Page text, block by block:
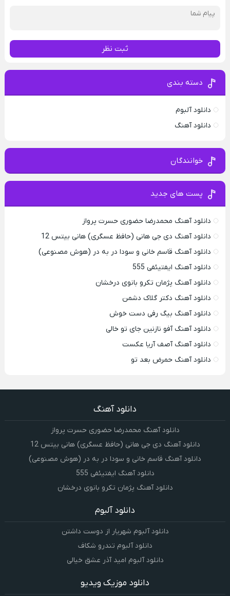
ثبت نظر
دسته بندی
دانلود آلبوم
دانلود آهنگ
خوانندگان
پست های جدید
دانلود آهنگ محمدرضا حضورى حسرت پرواز
دانلود آهنگ دی جی هانی (حافظ عسگری) هانی بیتس 12
دانلود آهنگ قاسم خانی و سودا در به در (هوش مصنوعی)
دانلود آهنگ ایفتیئفی 555
دانلود آهنگ پژمان تکرو بانوی درخشان
دانلود آهنگ دکتر گلاک دشمن
دانلود آهنگ بیگ رفی دست خوش
دانلود آهنگ آفو نازنین جای تو خالی
دانلود آهنگ آصف آریا عکست
دانلود آهنگ حمرض بعد تو
دانلود آهنگ
دانلود آهنگ محمدرضا حضورى حسرت پرواز
دانلود آهنگ دی جی هانی (حافظ عسگری) هانی بیتس 12
دانلود آهنگ قاسم خانی و سودا در به در (هوش مصنوعی)
دانلود آهنگ ایفتیئفی 555
دانلود آهنگ پژمان تکرو بانوی درخشان
دانلود آلبوم
دانلود آلبوم شهریار از دوست داشتن
دانلود آلبوم تندرو شکاف
دانلود آلبوم امید آذر عشق خیالی
دانلود موزیک ویدیو